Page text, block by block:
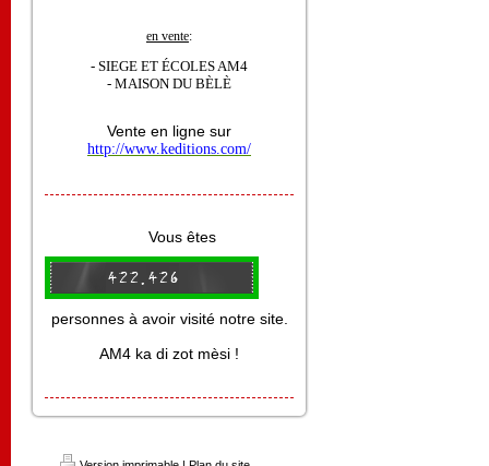
en vente:
- SIEGE ET ÉCOLES AM4
- MAISON DU BÈLÈ
Vente en ligne sur
http://www.keditions.com/
Vous êtes
personnes à avoir visité notre site.
AM4 ka di zot mèsi !